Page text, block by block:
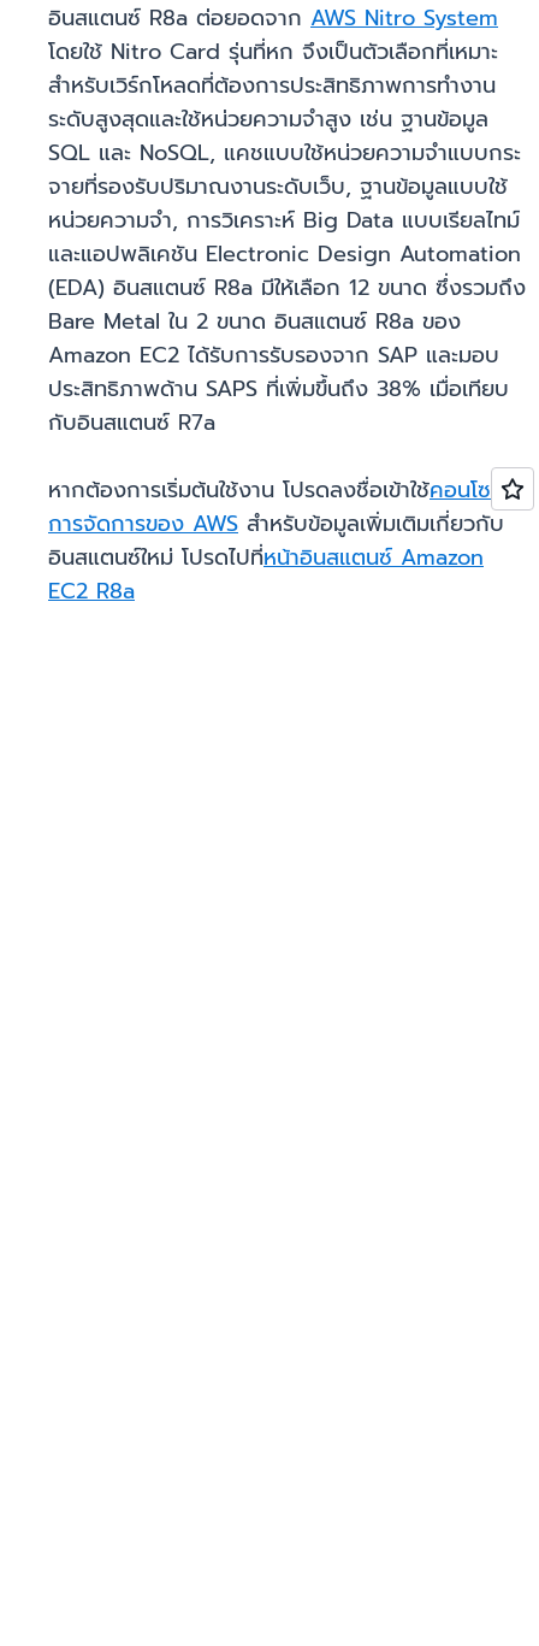
อินสแตนซ์ R8a ต่อยอดจาก AWS Nitro System
โดยใช้ Nitro Card รุ่นที่หก จึงเป็นตัวเลือกที่เหมาะ
สำหรับเวิร์กโหลดที่ต้องการประสิทธิภาพการทำงาน
ระดับสูงสุดและใช้หน่วยความจำสูง เช่น ฐานข้อมูล
SQL และ NoSQL, แคชแบบใช้หน่วยความจำแบบกระ
จายที่รองรับปริมาณงานระดับเว็บ, ฐานข้อมูลแบบใช้
หน่วยความจำ, การวิเคราะห์ Big Data แบบเรียลไทม์
และแอปพลิเคชัน Electronic Design Automation
(EDA) อินสแตนซ์ R8a มีให้เลือก 12 ขนาด ซึ่งรวมถึง
Bare Metal ใน 2 ขนาด อินสแตนซ์ R8a ของ
Amazon EC2 ได้รับการรับรองจาก SAP และมอบ
ประสิทธิภาพด้าน SAPS ที่เพิ่มขึ้นถึง 38% เมื่อเทียบ
กับอินสแตนซ์ R7a
หากต้องการเริ่มต้นใช้งาน โปรดลงชื่อเข้าใช้คอนโซล
การจัดการของ AWS สำหรับข้อมูลเพิ่มเติมเกี่ยวกับ
อินสแตนซ์ใหม่ โปรดไปที่หน้าอินสแตนซ์ Amazon
EC2 R8a